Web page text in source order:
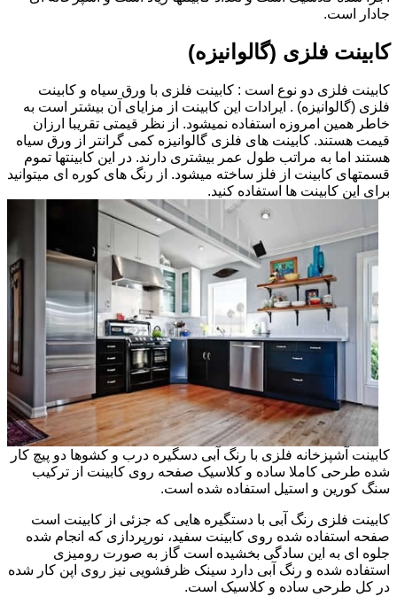
جادار است.
کابینت فلزی (گالوانیزه)
کابینت فلزی دو نوع است : کابینت فلزی با ورق سیاه و کابینت
فلزی (گالوانیزه) . ایرادات این کابینت از مزایای آن بیشتر است به
خاطر همین امروزه استفاده نمیشود. از نظر قیمتی تقریبا ارزان
قیمت هستند. کابینت های فلزی گالوانیزه کمی گرانتر از ورق سیاه
هستند اما به مراتب طول عمر بیشتری دارند. در این کابینتها تموم
قسمتهای کابینت از فلز ساخته میشود. از رنگ های کوره ای میتوانید
برای این کابینت ها استفاده کنید.
کابینت آشپزخانه فلزی با رنگ آبی دسگیره درب و کشوها دو پیچ کار
شده طرحی کاملا ساده و کلاسیک صفحه روی کابینت از ترکیب
سنگ کورین و استیل استفاده شده است.
کابینت فلزی رنگ آبی با دستگیره هایی که جزئی از کابینت است
صفحه استفاده شده روی کابینت سفید، نورپردازی که انجام شده
جلوه ای به این سادگی بخشیده است گاز به صورت رومیزی
استفاده شده و رنگ آبی دارد سینک ظرفشویی نیز روی اپن کار شده
در کل طرحی ساده و کلاسیک است.